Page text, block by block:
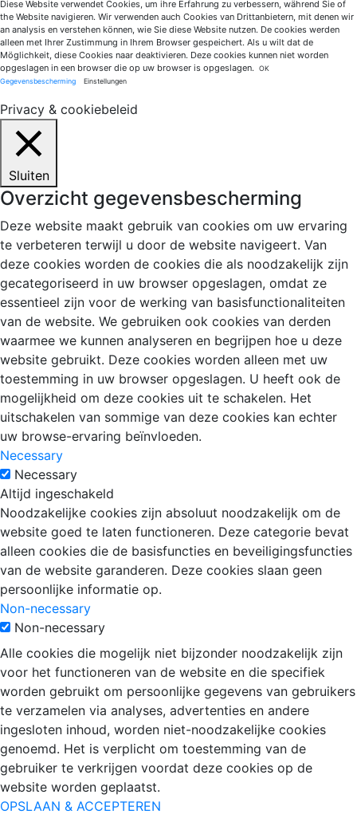
Diese Website verwendet Cookies, um ihre Erfahrung zu verbessern, während Sie of
the Website navigieren. Wir verwenden auch Cookies van Drittanbietern, mit denen wir
an analysis en verstehen können, wie Sie diese Website nutzen. De cookies werden
alleen met Ihrer Zustimmung in Ihrem Browser gespeichert. Als u wilt dat de
Möglichkeit, diese Cookies naar deaktivieren. Deze cookies kunnen niet worden
opgeslagen in een browser die op uw browser is opgeslagen. OK
Gegevensbescherming
Einstellungen
Privacy & cookiebeleid
Sluiten
Overzicht gegevensbescherming
Deze website maakt gebruik van cookies om uw ervaring
te verbeteren terwijl u door de website navigeert. Van
deze cookies worden de cookies die als noodzakelijk zijn
gecategoriseerd in uw browser opgeslagen, omdat ze
essentieel zijn voor de werking van basisfunctionaliteiten
van de website. We gebruiken ook cookies van derden
waarmee we kunnen analyseren en begrijpen hoe u deze
website gebruikt. Deze cookies worden alleen met uw
toestemming in uw browser opgeslagen. U heeft ook de
mogelijkheid om deze cookies uit te schakelen. Het
uitschakelen van sommige van deze cookies kan echter
uw browse-ervaring beïnvloeden.
Necessary
Necessary
Altijd ingeschakeld
Noodzakelijke cookies zijn absoluut noodzakelijk om de
website goed te laten functioneren. Deze categorie bevat
alleen cookies die de basisfuncties en beveiligingsfuncties
van de website garanderen. Deze cookies slaan geen
persoonlijke informatie op.
Non-necessary
Non-necessary
Alle cookies die mogelijk niet bijzonder noodzakelijk zijn
voor het functioneren van de website en die specifiek
worden gebruikt om persoonlijke gegevens van gebruikers
te verzamelen via analyses, advertenties en andere
ingesloten inhoud, worden niet-noodzakelijke cookies
genoemd. Het is verplicht om toestemming van de
gebruiker te verkrijgen voordat deze cookies op de
website worden geplaatst.
OPSLAAN & ACCEPTEREN